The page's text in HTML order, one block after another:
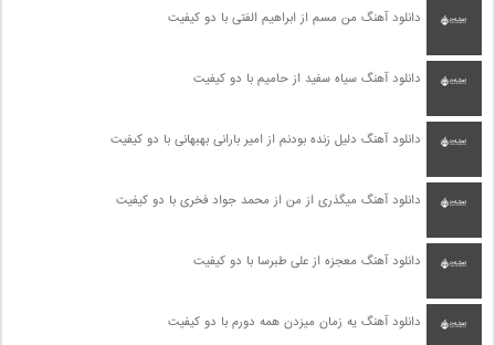
دانلود آهنگ من مسم از ابراهیم الفتی با دو کیفیت
دانلود آهنگ سیاه سفید از حامیم با دو کیفیت
دانلود آهنگ دلیل زنده بودنم از امیر بارانی بهبهانی با دو کیفیت
دانلود آهنگ میگذری از من از محمد جواد فخری با دو کیفیت
دانلود آهنگ معجزه از علی طبرسا با دو کیفیت
دانلود آهنگ یه زمان میزدن همه دورم با دو کیفیت